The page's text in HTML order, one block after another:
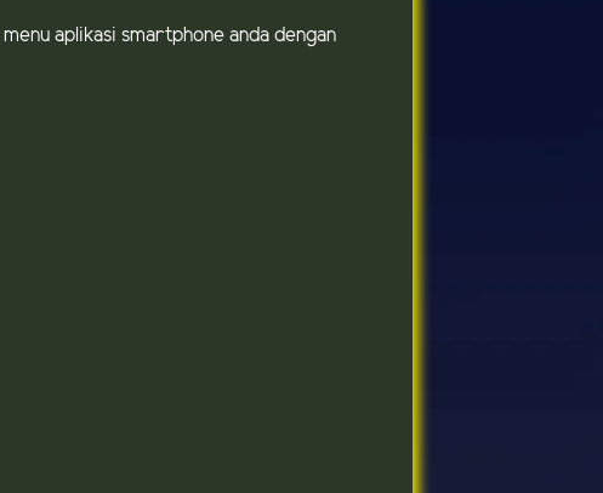
aplikasi smartphone anda dengan